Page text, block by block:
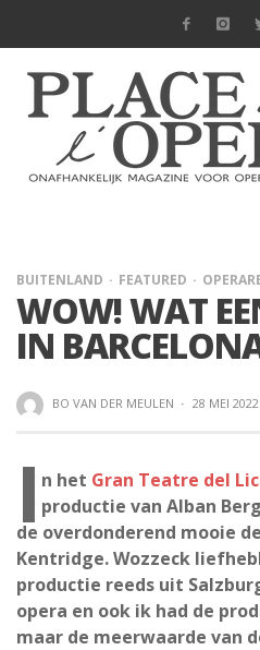
BUITENLAND FEATURED
WOW! WAT
IN
BO VAN DER MEULEN · 28 MEI 2022
I n het Gran Teatre del
productie van Alban
de overdonderend mooie
Kentridge. Wozzeck
productie reeds uit
opera en ook ik had de
maar de meerwaarde van